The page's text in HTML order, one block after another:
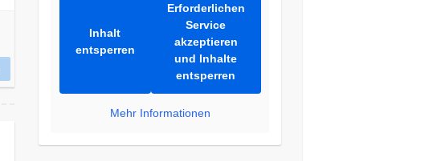
Inhalt
entsperren
Erforderlichen
Service
akzeptieren
und Inhalte
entsperren
Mehr Informationen